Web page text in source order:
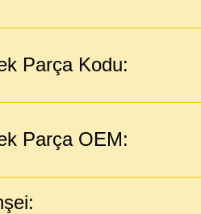
Parça Kodu:
Parça OEM: